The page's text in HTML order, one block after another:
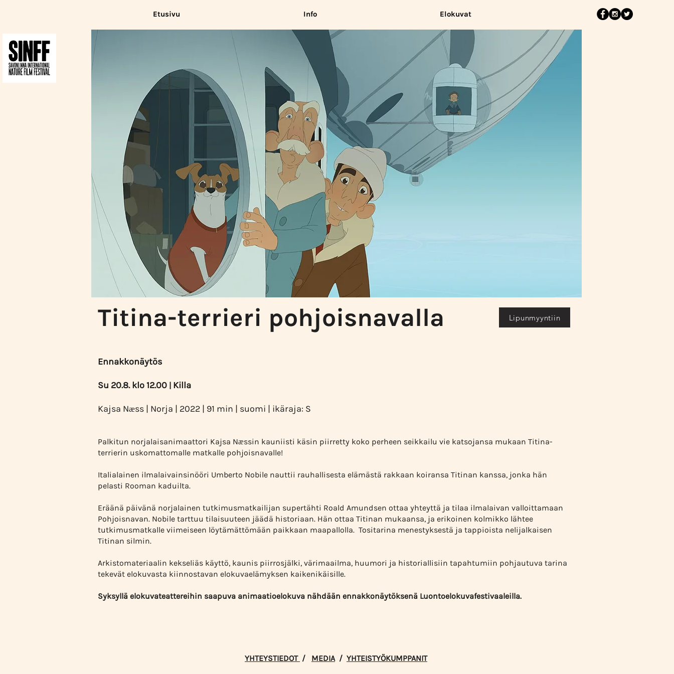
Etusivu Info Elokuvat
Titina-terrieri pohjoisnavalla Lipunmyyntiin
Ennakkonäytös
Su 20.8. klo 12.00 | Killa
Kajsa Næss | Norja | 2022 | 91 min | suomi | ikäraja: S
Palkitun norjalaisanimaattori Kajsa Næssin kauniisti käsin piirretty koko perheen seikkailu vie katsojansa mukaan Titina-
terrierin uskomattomalle matkalle pohjoisnavalle!
Italialainen ilmalaivainsinööri Umberto Nobile nauttii rauhallisesta elämästä rakkaan koiransa Titinan kanssa, jonka hän
pelasti Rooman kaduilta.
Eräänä päivänä norjalainen tutkimusmatkailijan supertähti Roald Amundsen ottaa yhteyttä ja tilaa ilmalaivan valloittamaan
Pohjoisnavan. Nobile tarttuu tilaisuuteen jäädä historiaan. Hän ottaa Titinan mukaansa, ja erikoinen kolmikko lähtee
tutkimusmatkalle viimeiseen löytämättömään paikkaan maapallolla. Tositarina menestyksestä ja tappioista nelijalkaisen
Titinan silmin.
Arkistomateriaalin kekseliäs käyttö, kaunis piirrosjälki, värimaailma, huumori ja historiallisiin tapahtumiin pohjautuva tarina
tekevät elokuvasta kiinnostavan elokuvaelämyksen kaikenikäisille.
Syksyllä elokuvateattereihin saapuva animaatioelokuva nähdään ennakkonäytöksenä Luontoelokuvafestivaaleilla.
YHTEYSTIEDOT / MEDIA/ YHTEISTYÖKUMPPANIT